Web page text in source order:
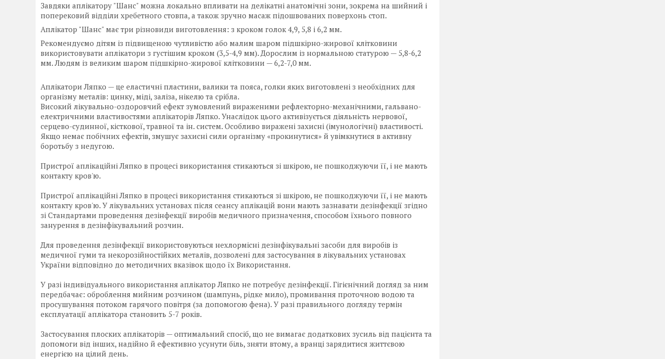
Завдяки аплікатору "Шанс" можна локально впливати на делікатні анатомічні зони, зокрема на шийний і
поперековий відділи хребетного стовпа, а також зручно масаж підошвованих поверхонь стоп.
Аплікатор "Шанс" має три різновиди виготовлення: з кроком голок 4,9, 5,8 і 6,2 мм.
Рекомендуємо дітям із підвищеною чутливістю або малим шаром підшкірно-жирової клітковини
використовувати аплікатори з густішим кроком (3,5-4,9 мм). Дорослим із нормальною статурою — 5,8-6,2
мм. Людям із великим шаром підшкірно-жирової клітковини — 6,2-7,0 мм.
Аплікатори Ляпко — це еластичні пластини, валики та пояса, голки яких виготовлені з необхідних для
організму металів: цинку, міді, заліза, нікелю та срібла.
Високий лікувально-оздоровчий ефект зумовлений вираженими рефлекторно-механічними, гальвано-
електричними властивостями аплікаторів Ляпко. Унаслідок цього активізується діяльність нервової,
серцево-судинної, кісткової, травної та ін. систем. Особливо виражені захисні (імунологічні) властивості.
Якщо немає побічних ефектів, змушує захисні сили організму «прокинутися» й увімкнутися в активну
боротьбу з недугою.
Пристрої аплікаційні Ляпко в процесі використання стикаються зі шкірою, не пошкоджуючи її, і не мають
контакту кров'ю.
Пристрої аплікаційні Ляпко в процесі використання стикаються зі шкірою, не пошкоджуючи її, і не мають
контакту кров'ю. У лікувальних установах після сеансу аплікацій вони мають зазнавати дезінфекції згідно
зі Стандартами проведення дезінфекції виробів медичного призначення, способом їхнього повного
занурення в дезінфікувальний розчин.
Для проведення дезінфекції використовуються нехлормісні дезінфікувальні засоби для виробів із
медичної гуми та некорозійностійких металів, дозволені для застосування в лікувальних установах
України відповідно до методичних вказівок щодо їх Використання.
У разі індивідуального використання аплікатор Ляпко не потребує дезінфекції. Гігієнічний догляд за ним
передбачає: оброблення мийним розчином (шампунь, рідке мило), промивання проточною водою та
просушування потоком гарячого повітря (за допомогою фена). У разі правильного догляду термін
експлуатації аплікатора становить 5-7 років.
Застосування плоских аплікаторів — оптимальний спосіб, що не вимагає додаткових зусиль від пацієнта та
допомоги від інших, надійно й ефективно усунути біль, зняти втому, а вранці зарядитися життєвою
енергією на цілий день.